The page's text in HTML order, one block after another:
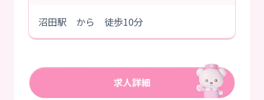
沼田駅 から 徒歩10分